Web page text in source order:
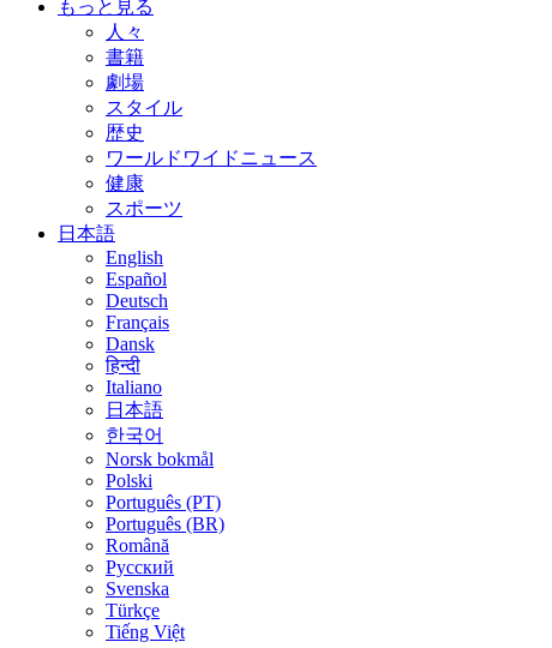
もっと見る
人々
書籍
劇場
スタイル
歴史
ワールドワイドニュース
健康
スポーツ
日本語
English
Español
Deutsch
Français
Dansk
हिन्दी
Italiano
日本語
한국어
Norsk bokmål
Polski
Português (PT)
Português (BR)
Română
Русский
Svenska
Türkçe
Tiếng Việt